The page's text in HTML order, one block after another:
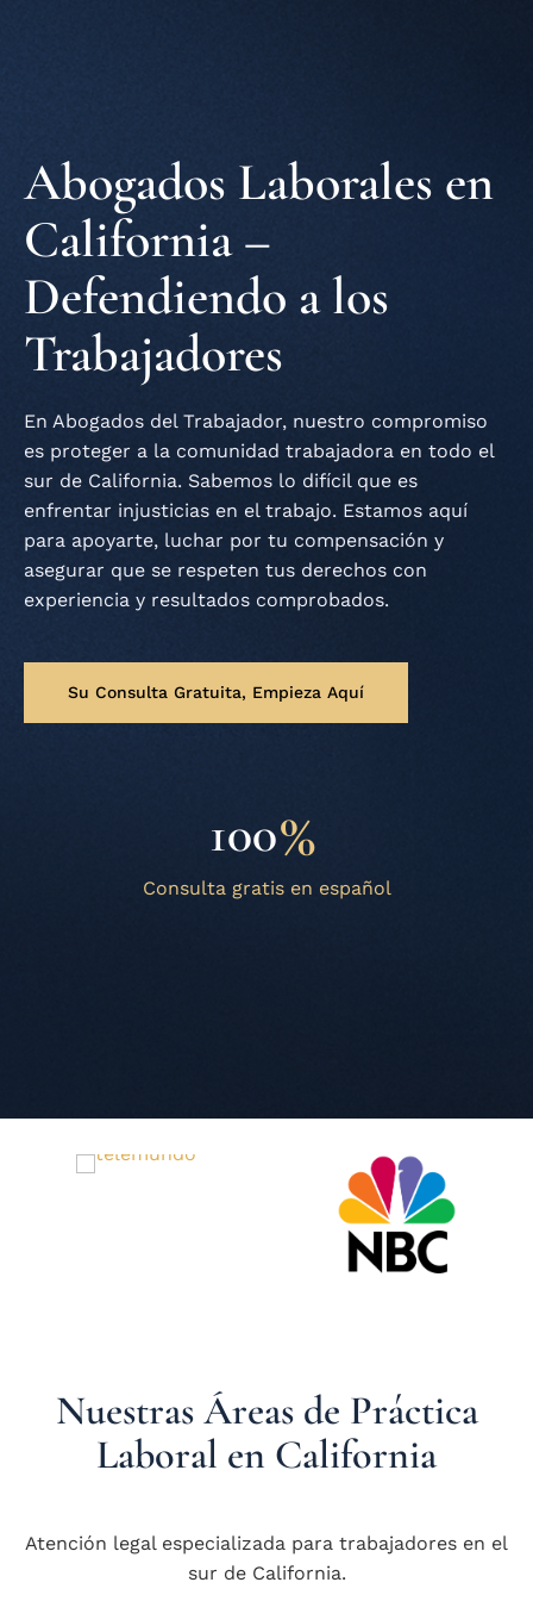
Abogados Laborales en
California –
Defendiendo a los
Trabajadores
En Abogados del Trabajador, nuestro compromiso
es proteger a la comunidad trabajadora en todo el
sur de California. Sabemos lo difícil que es
enfrentar injusticias en el trabajo. Estamos aquí
para apoyarte, luchar por tu compensación y
asegurar que se respeten tus derechos con
experiencia y resultados comprobados.
Su Consulta Gratuita, Empieza Aquí
100%
Consulta gratis en español
Nuestras Áreas de Práctica
Laboral en California
Atención legal especializada para trabajadores en el
sur de California.